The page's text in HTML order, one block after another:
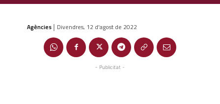
Agències | Divendres, 12 d'agost de 2022
- Publicitat -